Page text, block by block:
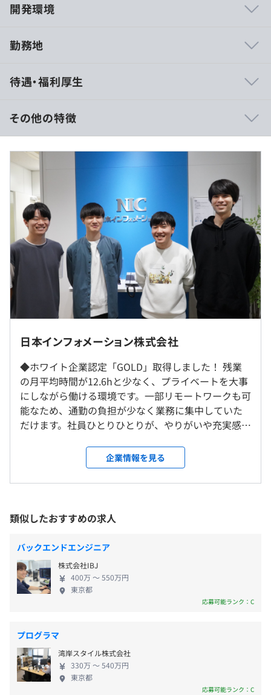
開発環境
く会 (名称: Re:NIC)があり、昔ながらの会社の雰囲気から
＜例： カジュアルな服装での出勤、休憩コーナーで休
憩、お菓子BOX設置でコンビニに行かずにお菓子購入可＞
・鉄道関連システムの開発
・市町村役場の住民情報システムの開発／改修（住基・税
業務）
・病院や健診機関へのパッケージシステムの導入
・受発注システム／販売管理システム 等
プロジェクトごとに選択、ウォーターフォール
事業部全体で約４５名（大阪２３名）（名古屋 ２２名）
勤務地
社内もしくはお客様先での勤務となります。
就業場所の変更範囲
＜雇入時＞
会社が定める本部・場所
＜変更範囲＞
会社が定める本部・場所
出向先に定める場所。
対策内容：敷地内禁煙（喫煙場所３ヶ所あり）
大阪メトロ 地下鉄 堺筋線「堺筋本町駅」より徒歩２分
大阪メトロ 地下鉄 御堂筋線「本町駅」より徒歩５分
待遇・福利厚生
＜賃金形態＞
・給与：毎月 月末支給
・賞与：年2回（7月、12月）※
・昇給査定：年1回（4月）
※賃金の決定方法：当社規定により決定
※ 会社業績好調時には年度末（3月）に3回目の賞与支給
あり
（★2025年3月時点、過去10年以上連続で支給実績あり
[実質 賞与は年3回支給]）
＜＜モデル年収＞＞
・業界経験年数5年目の一般社員では
内訳：「基本給(248,000円)×12ヶ月」＋「各種手
当(61,000円)×12ヶ月」＋「賞与(基本給２ヶ月分)×年２
回」
・業界経験年数10年目の一般社員では
年収568万円（諸手当込み）＋α
内訳：「基本給(280,000円)×12ヶ月」＋「各種手
当(100,000円)×12ヶ月」＋「賞与(基本給２ヶ月分)×年２
＋ 役職手当 等
（※想定年収は年収提示額を保証するものではありません）
基本9:00～18:00（8時間勤務）
時間シフト可（7:00～16:00のパターンから10:00～19:00
のパターン）まで、1日8時間勤務を原則としシフト可能
その他の特徴
日本インフォメーション株式会社
◆ホワイト企業認定「GOLD」取得しました！ 残業
の月平均時間が12.6hと少なく、プライベートを大事
にしながら働ける環境です。一部リモートワークも可
能なため、通勤の負担が少なく業務に集中していた
だけます。社員ひとりひとりが、やりがいや充実感を
すい職場環境を実現しています。ぜひわたしたちと一
緒に働きませんか？ICT技術を超えたサービスへ挑戦
してくださる仲間を募集中です。 ◆自己資本比率
インフォメーション株式会社は1974年に設立。物
流・自動車関連・社会インフラ・金融と幅広い分野
でシステム開発をおこない、業務効率化のお手伝い
をしている会社です。築き上げてきた企業との関係と
信頼を何よりも大切にし、受託ソフトウェア開発で
蓄積してきた経験を基に、最適なソリューションの
提案をおこなっていくビジネスにも力を注いでいま
ンナップ強化を目指しています。
企業情報を見る
類似したおすすめの求人
バックエンドエンジニア
株式会社IBJ
400万 〜 550万円
東京都
応募可能ランク：C
プログラマ
湾岸スタイル株式会社
330万 〜 540万円
東京都
応募可能ランク：C